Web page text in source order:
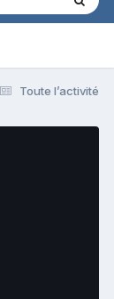
Toute l’activité